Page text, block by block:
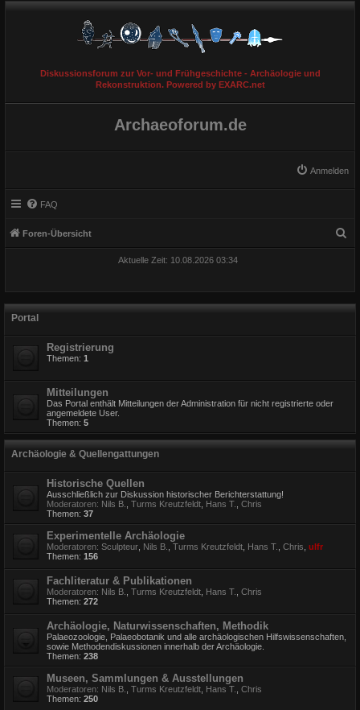
Diskussionsforum zur Vor- und Frühgeschichte - Archäologie und
Rekonstruktion. Powered by EXARC.net
Archaeoforum.de
Anmelden
FAQ
Foren-Übersicht
Aktuelle Zeit: 10.08.2026 03:34
Portal
Registrierung
Themen: 1
Mitteilungen
Das Portal enthält Mitteilungen der Administration für nicht registrierte oder
angemeldete User.
Themen: 5
Archäologie & Quellengattungen
Historische Quellen
Ausschließlich zur Diskussion historischer Berichterstattung!
Moderatoren: Nils B. Turms Kreutzfeldt Hans T.
Chris
Themen: 37
Experimentelle Archäologie
Moderatoren: Sculpteur Nils B. Turms Kreutzfeldt Hans T. Chris ulfr
Themen: 156
Fachliteratur & Publikationen
Moderatoren: Nils B. Turms Kreutzfeldt Hans T.
Chris
Themen: 272
Archäologie, Naturwissenschaften, Methodik
Palaeozoologie, Palaeobotanik und alle archäologischen Hilfswissenschaften,
sowie Methodendiskussionen innerhalb der Archäologie.
Themen: 238
Museen, Sammlungen & Ausstellungen
Moderatoren: Nils B. Turms Kreutzfeldt Hans T.
Chris
Themen: 250